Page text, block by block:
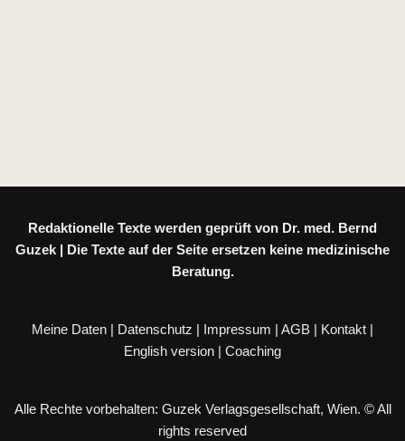
Redaktionelle Texte werden geprüft von Dr. med. Bernd
Guzek | Die Texte auf der Seite ersetzen keine medizinische
Beratung.
Meine Daten | Datenschutz | Impressum | AGB | Kontakt |
English version | Coaching
Alle Rechte vorbehalten: Guzek Verlagsgesellschaft, Wien. © All
rights reserved